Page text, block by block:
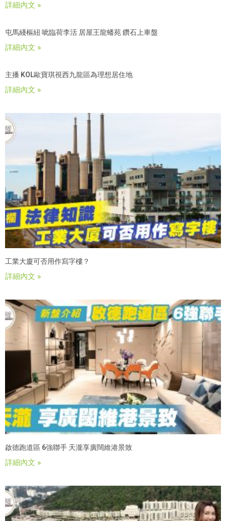
詳細內文 »
屯馬綫樞紐 呲臨荷李活 居屋王龍蟠苑 鑽石上車盤
詳細內文 »
主播 KOL歐寶琪視西九龍區為理想居住地
詳細內文 »
工業大廈可否用作寫字樓？
詳細內文 »
啟德跑道區 6強聯手 天瀧享廣闊維港景致
詳細內文 »